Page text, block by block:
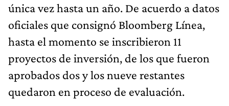
única vez hasta un año. De acuerdo a datos
oficiales que consignó Bloomberg Línea,
hasta el momento se inscribieron 11
proyectos de inversión, de los que fueron
aprobados dos y los nueve restantes
quedaron en proceso de evaluación.